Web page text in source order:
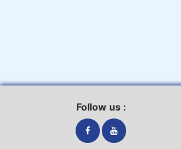
Follow us :